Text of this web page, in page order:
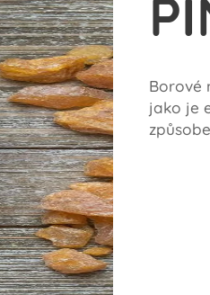
Borové
jako je